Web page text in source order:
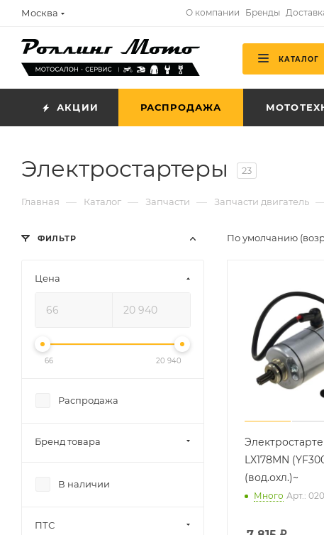
Москва О компании Бренды
КАТАЛОГ
АКЦИИ РАСПРОДАЖА
Электростартеры 23
Главная — Каталог — Запчасти — Запчасти двигатель
По умолчанию
LX178MN
(вод.охл.)~
Много Арт.:
ФИЛЬТР
Цена
66 20 940
Распродажа
Бренд товара
В наличии
ПТС